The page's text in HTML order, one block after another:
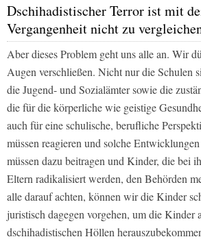
Dschihadistischer Terror ist mit
Vergangenheit nicht zu
Aber dieses Problem geht uns alle an. Wir
Augen verschließen. Nicht nur die Schulen
die Jugend- und Sozialämter sowie die
die für die körperliche wie geistige
auch für eine schulische, berufliche
müssen reagieren und solche
müssen dazu beitragen und Kinder, die bei
Eltern radikalisiert werden, den Behörden
alle darauf achten, können wir die Kinder
juristisch dagegen vorgehen, um die Kinder
dschihadistischen Höllen